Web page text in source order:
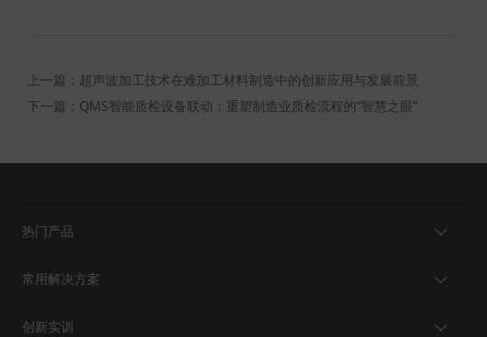
上一篇：超声波加工技术在难加工材料制造中的创新应用与发展前景
下一篇：QMS智能质检设备联动：重塑制造业质检流程的“智慧之眼”
热门产品
常用解决方案
创新实训